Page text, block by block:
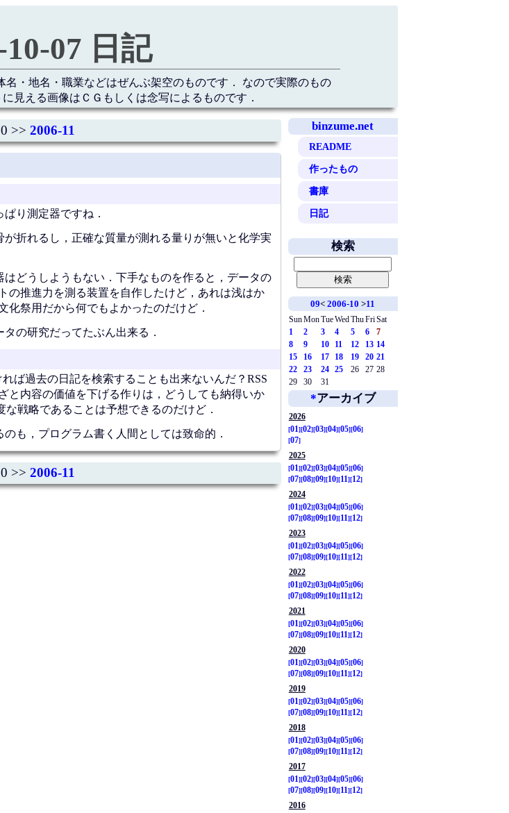
10-07 日記
・地名・職業などはぜんぶ架空のものです． なので実際のもの
見える画像はＣＧもしくは念写によるものです．
binzume.net
README
作ったもの
書庫
日記
>> 2006-11
り測定器ですね．
折れるし，正確な質量が測れる量りが無いと化学実
どうしようもない．下手なものを作ると，データの
の推進力を測る装置を自作したけど，あれは浅はか
祭用だから何でもよかったのだけど．
の研究だってたぶん出来る．
ば過去の日記を検索することも出来ないんだ？RSS
と内容の価値を下げる作りは，どうしても納得いか
戦略であることは予想できるのだけど．
も，プログラム書く人間としては致命的．
>> 2006-11
検索
09<2006-10 >11
SunMonTueWed ThuFriSat
1
2 3 4 5 6
7
8
9 10 11 12 13 14
15
16 17 18 19 20 21
22
23 24 25 26 27 28
29
30 31
*アーカイブ
2026
01
02 03 04 05 06
07
2025
01
02 03 04 05 06
07 08 09 10 11
12
2024
01
02 03 04 05 06
07 08 09 10 11
12
2023
01
02 03 04 05 06
07 08 09 10 11
12
2022
01
02 03 04 05 06
07 08 09 10 11
12
2021
01
02 03 04 05 06
07 08 09 10 11
12
2020
01
02 03 04 05 06
07 08 09 10 11
12
2019
01
02 03 04 05 06
07 08 09 10 11
12
2018
01 02 03 04 05 06
07 08 09 10 11 12
2017
01 02 03 04 05 06
07 08 09 10 11 12
2016